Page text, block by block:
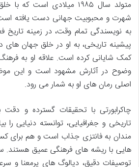
متولد سال ۱۹۸۵ میلادی است
شهرت و محبوبیت جهانی دست یافته
به نویسندگی تمام وقت، در زمینه
پیشینه تاریخی، به او در خلق جهان های
کمک شایانی کرده است. علاقه او به
وضوح در آثارش مشهود است و این
اصلی رمان های او به شمار می رود.
چاکرابورتی با تحقیقات گسترده و دقت
تاریخی و جغرافیایی، توانسته دنیایی را
مندان به فانتزی جذاب است و هم برای
هایی با ریشه های فرهنگی عمیق هستند.
توصیفات دقیق، دیالوگ های پرمعنا و